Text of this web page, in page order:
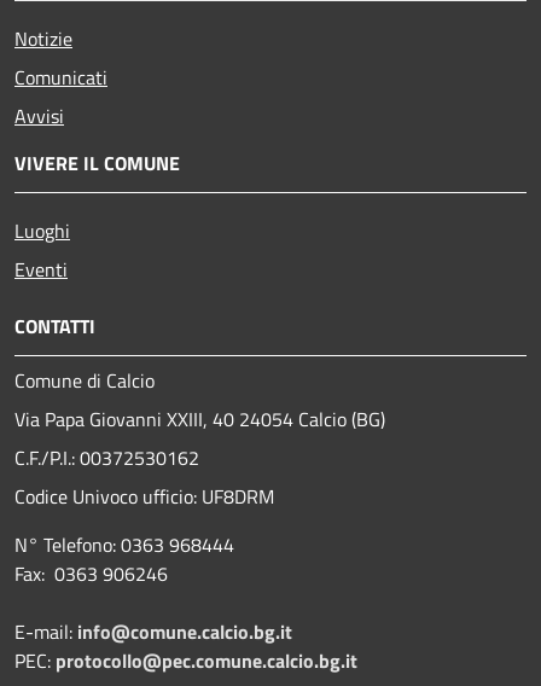
Notizie
Comunicati
Avvisi
VIVERE IL COMUNE
Luoghi
Eventi
CONTATTI
Comune di Calcio
Via Papa Giovanni XXIII, 40 24054 Calcio (BG)
C.F./P.I.: 00372530162
Codice Univoco ufficio: UF8DRM
N° Telefono: 0363 968444
Fax: 0363 906246
E-mail: info@comune.calcio.bg.it
PEC: protocollo@pec.comune.calcio.bg.it